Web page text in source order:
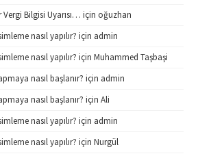
Bilgisi Uyarısı… için oğuzhan
nasıl yapılır? için admin
nasıl yapılır? için Muhammed Taşbaşi
nasıl başlanır? için admin
nasıl başlanır? için Ali
nasıl yapılır? için admin
nasıl yapılır? için Nurgül